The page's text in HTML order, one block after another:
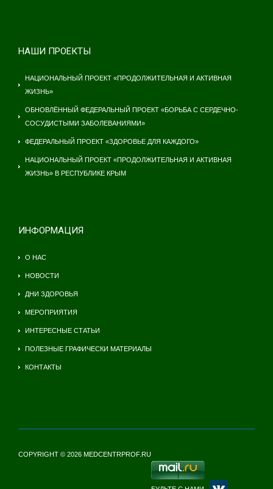
НАШИ ПРОЕКТЫ
НАЦИОНАЛЬНЫЙ ПРОЕКТ «ПРОДОЛЖИТЕЛЬНАЯ И АКТИВНАЯ
ЖИЗНЬ»
ОБНОВЛЁННЫЙ ФЕДЕРАЛЬНЫЙ ПРОЕКТ «БОРЬБА С СЕРДЕЧНО-
СОСУДИСТЫМИ ЗАБОЛЕВАНИЯМИ»
ФЕДЕРАЛЬНЫЙ ПРОЕКТ «ЗДОРОВЬЕ ДЛЯ КАЖДОГО»
НАЦИОНАЛЬНЫЙ ПРОЕКТ «ПРОДОЛЖИТЕЛЬНАЯ И АКТИВНАЯ
ЖИЗНЬ» В РЕСПУБЛИКЕ КРЫМ
ИНФОРМАЦИЯ
О НАС
НОВОСТИ
ДНИ ЗДОРОВЬЯ
МЕРОПРИЯТИЯ
ИНТЕРЕСНЫЕ СТАТЬИ
ПОЛЕЗНЫЕ ГРАФИЧЕСКИ МАТЕРИАЛЫ
КОНТАКТЫ
COPYRIGHT © 2026 MEDCENTRPROF.RU